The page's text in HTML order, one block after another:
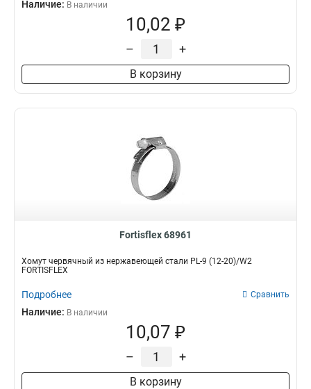
Наличие: В наличии
10,02 ₽
– +
В корзину
Fortisflex 68961
Хомут червячный из нержавеющей стали PL-9 (12-20)/W2
FORTISFLEX
Подробнее Сравнить
Наличие: В наличии
10,07 ₽
– +
В корзину